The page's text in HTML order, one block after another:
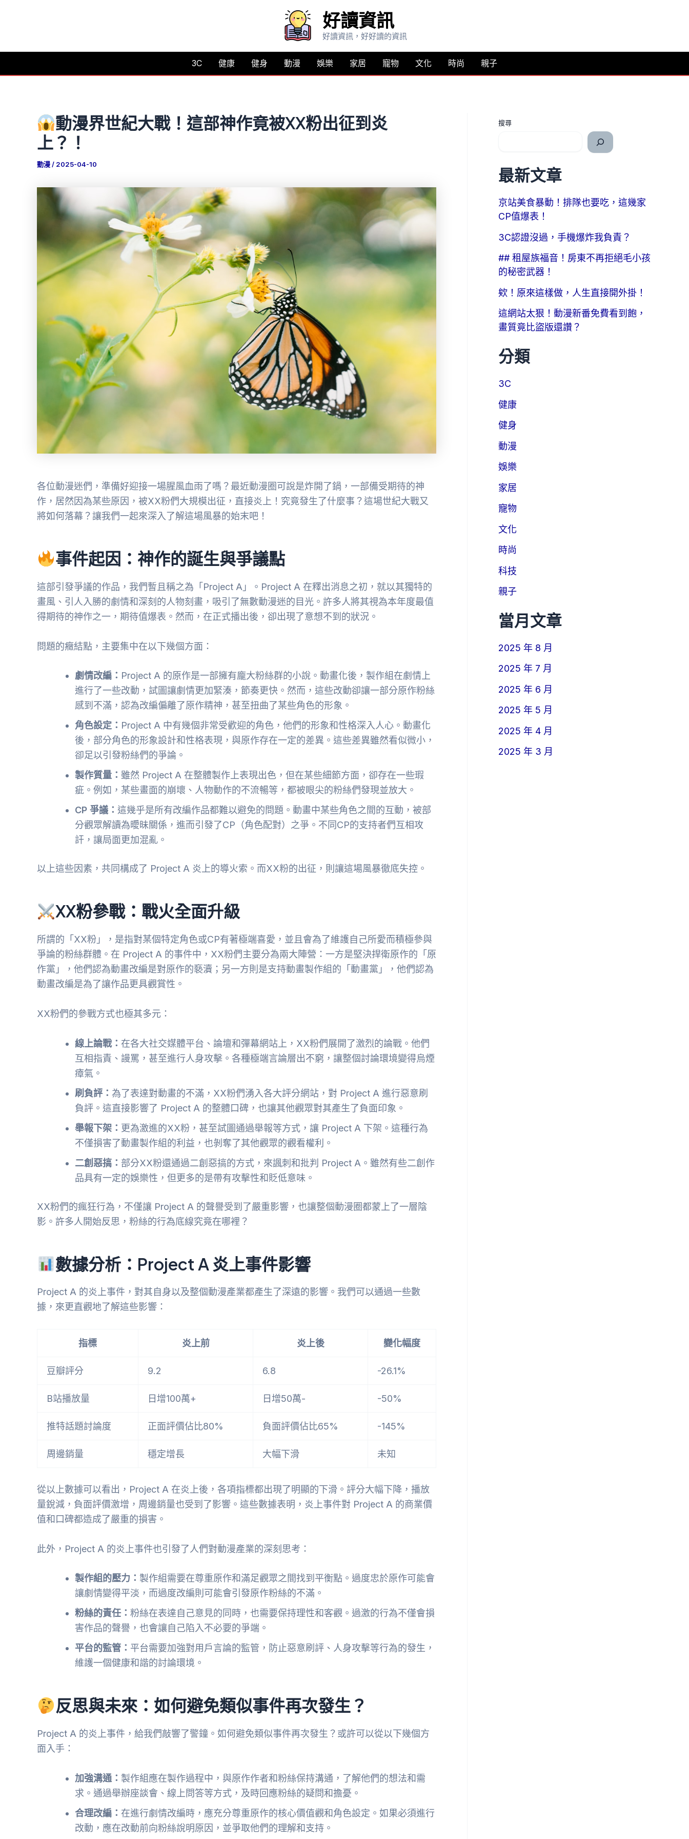
要
好讀資訊
好讀資訊，好好讀的資訊
3C 健康 健身 動漫 娛樂 家居 寵物 文化 時尚 親子
動漫界世紀大戰！這部神作竟被XX粉出征到炎
上？！
動漫/ 2025-04-10
各位動漫迷們，準備好迎接一場腥風血雨了嗎？最近動漫圈可說是炸開了鍋，一部備受期待的神
作，居然因為某些原因，被XX粉們大規模出征，直接炎上！究竟發生了什麼事？這場世紀大戰又
將如何落幕？讓我們一起來深入了解這場風暴的始末吧！
事件起因：神作的誕生與爭議點
這部引發爭議的作品，我們暫且稱之為「Project A」。Project A 在釋出消息之初，就以其獨特的
畫風、引人入勝的劇情和深刻的人物刻畫，吸引了無數動漫迷的目光。許多人將其視為本年度最值
得期待的神作之一，期待值爆表。然而，在正式播出後，卻出現了意想不到的狀況。
問題的癥結點，主要集中在以下幾個方面：
劇情改編： Project A 的原作是一部擁有龐大粉絲群的小說。動畫化後，製作組在劇情上
進行了一些改動，試圖讓劇情更加緊湊，節奏更快。然而，這些改動卻讓一部分原作粉絲
感到不滿，認為改編偏離了原作精神，甚至扭曲了某些角色的形象。
角色設定： Project A 中有幾個非常受歡迎的角色，他們的形象和性格深入人心。動畫化
後，部分角色的形象設計和性格表現，與原作存在一定的差異。這些差異雖然看似微小，
卻足以引發粉絲們的爭論。
製作質量： 雖然 Project A 在整體製作上表現出色，但在某些細節方面，卻存在一些瑕
疵。例如，某些畫面的崩壞、人物動作的不流暢等，都被眼尖的粉絲們發現並放大。
CP 爭議： 這幾乎是所有改編作品都難以避免的問題。動畫中某些角色之間的互動，被部
分觀眾解讀為曖昧關係，進而引發了CP（角色配對）之爭。不同CP的支持者們互相攻
訐，讓局面更加混亂。
以上這些因素，共同構成了 Project A 炎上的導火索。而XX粉的出征，則讓這場風暴徹底失控。
XX粉參戰：戰火全面升級
所謂的「XX粉」，是指對某個特定角色或CP有著極端喜愛，並且會為了維護自己所愛而積極參與
爭論的粉絲群體。在 Project A 的事件中，XX粉們主要分為兩大陣營：一方是堅決捍衛原作的「原
作黨」，他們認為動畫改編是對原作的褻瀆；另一方則是支持動畫製作組的「動畫黨」，他們認為
動畫改編是為了讓作品更具觀賞性。
XX粉們的參戰方式也極其多元：
線上論戰： 在各大社交媒體平台、論壇和彈幕網站上，XX粉們展開了激烈的論戰。他們
互相指責、謾罵，甚至進行人身攻擊。各種極端言論層出不窮，讓整個討論環境變得烏煙
瘴氣。
刷負評： 為了表達對動畫的不滿，XX粉們湧入各大評分網站，對 Project A 進行惡意刷
負評。這直接影響了 Project A 的整體口碑，也讓其他觀眾對其產生了負面印象。
舉報下架： 更為激進的XX粉，甚至試圖通過舉報等方式，讓 Project A 下架。這種行為
不僅損害了動畫製作組的利益，也剝奪了其他觀眾的觀看權利。
二創惡搞： 部分XX粉還通過二創惡搞的方式，來諷刺和批判 Project A。雖然有些二創作
品具有一定的娛樂性，但更多的是帶有攻擊性和貶低意味。
XX粉們的瘋狂行為，不僅讓 Project A 的聲譽受到了嚴重影響，也讓整個動漫圈都蒙上了一層陰
影。許多人開始反思，粉絲的行為底線究竟在哪裡？
數據分析：Project A 炎上事件影響
Project A 的炎上事件，對其自身以及整個動漫產業都產生了深遠的影響。我們可以通過一些數
據，來更直觀地了解這些影響：
指標 炎上前 炎上後 變化幅度
豆瓣評分 9.2 6.8 -26.1%
B站播放量 日增100萬+ 日增50萬- -50%
推特話題討論度 正面評價佔比80% 負面評價佔比65% -145%
周邊銷量 穩定增長 大幅下滑 未知
從以上數據可以看出，Project A 在炎上後，各項指標都出現了明顯的下滑。評分大幅下降，播放
量銳減，負面評價激增，周邊銷量也受到了影響。這些數據表明，炎上事件對 Project A 的商業價
值和口碑都造成了嚴重的損害。
此外，Project A 的炎上事件也引發了人們對動漫產業的深刻思考：
製作組的壓力： 製作組需要在尊重原作和滿足觀眾之間找到平衡點。過度忠於原作可能會
讓劇情變得平淡，而過度改編則可能會引發原作粉絲的不滿。
粉絲的責任： 粉絲在表達自己意見的同時，也需要保持理性和客觀。過激的行為不僅會損
害作品的聲譽，也會讓自己陷入不必要的爭端。
平台的監管： 平台需要加強對用戶言論的監管，防止惡意刷評、人身攻擊等行為的發生，
維護一個健康和諧的討論環境。
反思與未來：如何避免類似事件再次發生？
Project A 的炎上事件，給我們敲響了警鐘。如何避免類似事件再次發生？或許可以從以下幾個方
面入手：
加強溝通： 製作組應在製作過程中，與原作作者和粉絲保持溝通，了解他們的想法和需
求。通過舉辦座談會、線上問答等方式，及時回應粉絲的疑問和擔憂。
合理改編： 在進行劇情改編時，應充分尊重原作的核心價值觀和角色設定。如果必須進行
改動，應在改動前向粉絲說明原因，並爭取他們的理解和支持。
搜尋
最新文章
京站美食暴動！排隊也要吃，這幾家
CP值爆表！
3C認證沒過，手機爆炸我負責？
## 租屋族福音！房東不再拒絕毛小孩
的秘密武器！
欸！原來這樣做，人生直接開外掛！
這網站太狠！動漫新番免費看到飽，
畫質竟比盜版還讚？
分類
3C
健康
健身
動漫
娛樂
家居
寵物
文化
時尚
科技
親子
當月文章
2025 年 8 月
2025 年 7 月
2025 年 6 月
2025 年 5 月
2025 年 4 月
2025 年 3 月